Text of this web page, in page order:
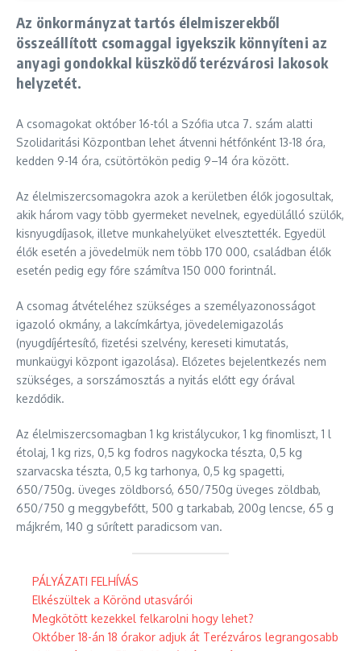
Az önkormányzat tartós élelmiszerekből
összeállított csomaggal igyekszik könnyíteni az
anyagi gondokkal küszködő terézvárosi lakosok
helyzetét.
A csomagokat október 16-tól a Szófia utca 7. szám alatti
Szolidaritási Központban lehet átvenni hétfőnként 13-18 óra,
kedden 9-14 óra, csütörtökön pedig 9–14 óra között.
Az élelmiszercsomagokra azok a kerületben élők jogosultak,
akik három vagy több gyermeket nevelnek, egyedülálló szülők,
kisnyugdíjasok, illetve munkahelyüket elvesztették. Egyedül
élők esetén a jövedelmük nem több 170 000, családban élők
esetén pedig egy főre számítva 150 000 forintnál.
A csomag átvételéhez szükséges a személyazonosságot
igazoló okmány, a lakcímkártya, jövedelemigazolás
(nyugdíjértesítő, fizetési szelvény, kereseti kimutatás,
munkaügyi központ igazolása). Előzetes bejelentkezés nem
szükséges, a sorszámosztás a nyitás előtt egy órával
kezdődik.
Az élelmiszercsomagban 1 kg kristálycukor, 1 kg finomliszt, 1 l
étolaj, 1 kg rizs, 0,5 kg fodros nagykocka tészta, 0,5 kg
szarvacska tészta, 0,5 kg tarhonya, 0,5 kg spagetti,
650/750g. üveges zöldborsó, 650/750g üveges zöldbab,
650/750 g meggybefőtt, 500 g tarkabab, 200g lencse, 65 g
májkrém, 140 g sűrített paradicsom van.
PÁLYÁZATI FELHÍVÁS
Elkészültek a Körönd utasvárói
Megkötött kezekkel felkarolni hogy lehet?
Október 18-án 18 órakor adjuk át Terézváros legrangosabb